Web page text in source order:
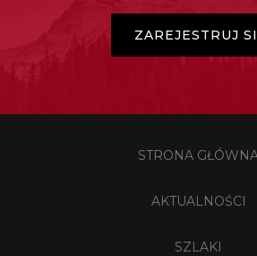
ZAREJESTRUJ
STRONA
AKTUALNOŚCI
SZLAKI